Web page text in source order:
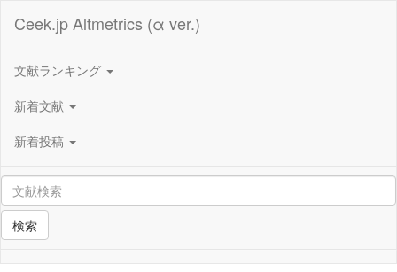
Ceek.jp Altmetrics (α ver.)
文献ランキング
新着文献
新着投稿
検索